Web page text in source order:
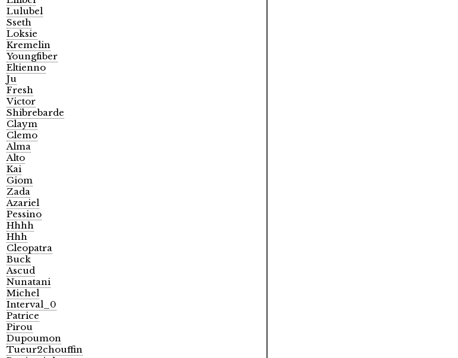
Lulubel
Sseth
Loksie
Kremelin
Youngfiber
Eltienno
Ju
Fresh
Victor
Shibrebarde
Claym
Clemo
Alma
Alto
Kai
Giom
Zada
Azariel
Pessino
Hhhh
Hhh
Cleopatra
Buck
Ascud
Nunatani
Michel
Interval_0
Patrice
Pirou
Dupoumon
Tueur2chouffin